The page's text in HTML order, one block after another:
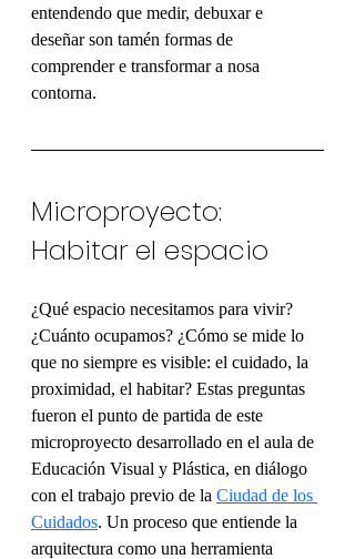
entendendo que medir, debuxar e
deseñar son tamén formas de
comprender e transformar a nosa
contorna.
Microproyecto:
Habitar el espacio
¿Qué espacio necesitamos para vivir?
¿Cuánto ocupamos? ¿Cómo se mide lo
que no siempre es visible: el cuidado, la
proximidad, el habitar? Estas preguntas
fueron el punto de partida de este
microproyecto desarrollado en el aula de
Educación Visual y Plástica, en diálogo
con el trabajo previo de la Ciudad de los
Cuidados. Un proceso que entiende la
arquitectura como una herramienta